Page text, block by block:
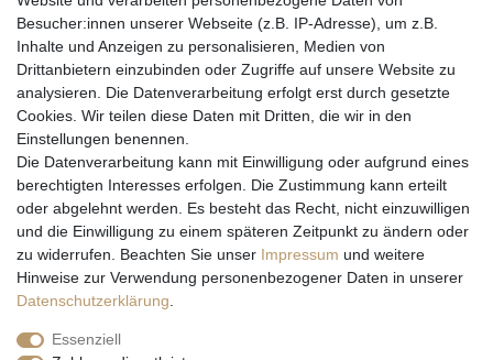
Wir versenden mit
Besucher:innen unserer Webseite (z.B. IP-Adresse), um z.B.
Inhalte und Anzeigen zu personalisieren, Medien von
Drittanbietern einzubinden oder Zugriffe auf unsere Website zu
analysieren. Die Datenverarbeitung erfolgt erst durch gesetzte
Cookies. Wir teilen diese Daten mit Dritten, die wir in den
Einstellungen benennen.
Die Datenverarbeitung kann mit Einwilligung oder aufgrund eines
berechtigten Interesses erfolgen. Die Zustimmung kann erteilt
oder abgelehnt werden. Es besteht das Recht, nicht einzuwilligen
und die Einwilligung zu einem späteren Zeitpunkt zu ändern oder
zu widerrufen. Beachten Sie unser Impressum und weitere
Hinweise zur Verwendung personenbezogener Daten in unserer
Daten­schutz­erklärung
Essenziell